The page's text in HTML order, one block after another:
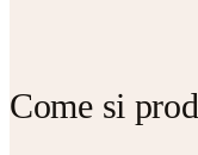
Come si